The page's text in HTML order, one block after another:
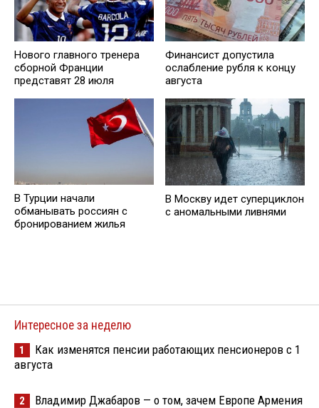
Нового главного тренера
сборной Франции
представят 28 июля
Финансист допустила
ослабление рубля к концу
августа
В Турции начали
обманывать россиян с
бронированием жилья
В Москву идет суперциклон
с аномальными ливнями
Интересное за неделю
1
Как изменятся пенсии работающих пенсионеров с 1
августа
2 Владимир Джабаров — о том, зачем Европе Армения